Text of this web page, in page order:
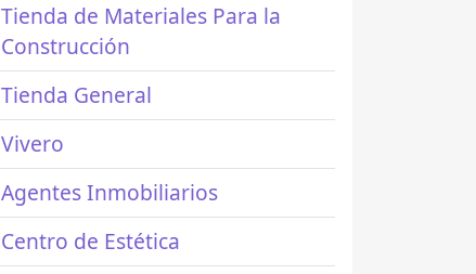
Tienda de Materiales Para la
Construcción
Tienda General
Vivero
Agentes Inmobiliarios
Centro de Estética